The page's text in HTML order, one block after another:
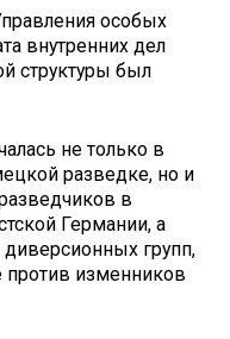
особых
внутренних дел
структуры был
не только в
разведке, но и
в
Германии, а
групп,
против изменников